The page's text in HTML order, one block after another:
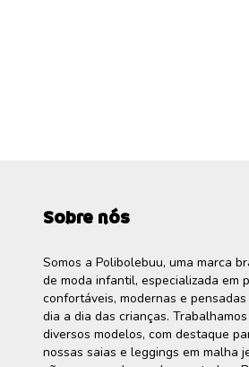
Sobre nós
Somos a Polibolebuu, uma marca
de moda infantil, especializada em
confortáveis, modernas e
dia a dia das crianças.
diversos modelos, com destaque
nossas saias e leggings em malha